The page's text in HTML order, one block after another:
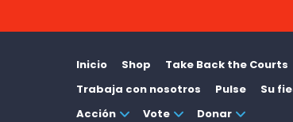
Inicio Shop
Take Back the Courts
Trabaja con nosotros
Pulse
Su
Acción
Vote Donar